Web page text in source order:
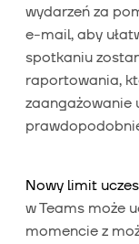
wydarzeń za
e-mail, aby
spotkaniu
raportowania,
zaangażowanie
Nowy limit
w Teams może
momencie z